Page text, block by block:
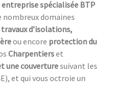
entreprise spécialisée BTP
nombreux domaines
d’isolations,
ou encore protection du
Charpentierset
une couverturesuivant les
et qui vous octroie un